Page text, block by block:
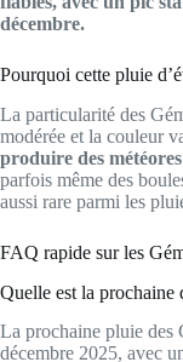
décembre.
Pourquoi cette pluie
La particularité des
modérée et la couleur
produire des
parfois même des
aussi rare parmi les
FAQ rapide sur les
Quelle est la prochaine
La prochaine pluie des
décembre 2025, avec